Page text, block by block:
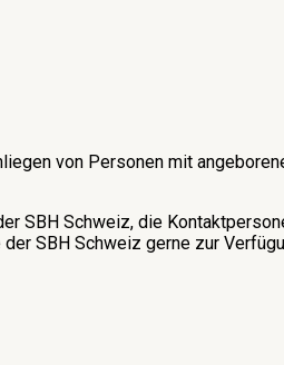
von Personen mit
SBH Schweiz, die
SBH Schweiz gerne zur